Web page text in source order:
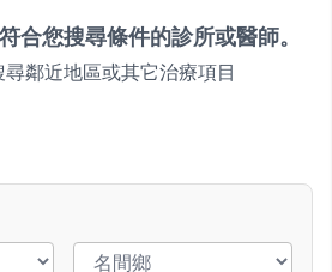
合您搜尋條件的診所或醫師。
鄰近地區或其它治療項目